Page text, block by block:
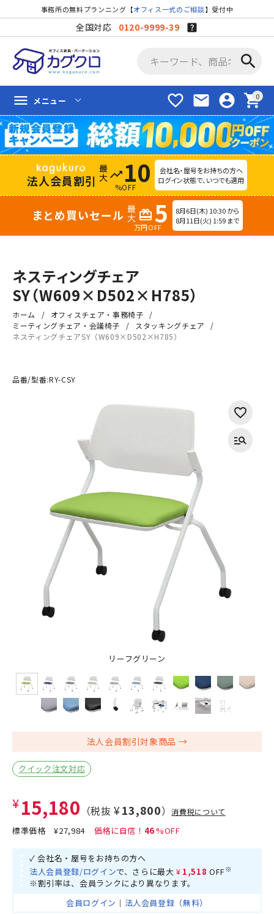
事務所の無料プランニング【オフィス一式のご相談】受付中
全国対応 0120-9999-39
search
favorite_border mail account_circle shopping_cart
menu メニュー
法人会員割引 trending_up 10
%OFF
会社名・屋号をお持ちの方へ
ログイン状態で、いつでも適用
まとめ買いセール redeem 5
万円OFF
8月6日(木) 10:30 から
8月11日(火) 1:59 まで
ネスティングチェア
SY（W609×D502×H785）
ホーム
オフィスチェア・事務椅子
ミーティングチェア・会議椅子
スタッキングチェア
ネスティングチェアSY（W609×D502×H785）
品番/型番:RY-CSY
リーフグリーン
法人会員割引対象商品
クイック注文対応
¥15,180 （税抜 ¥13,800）消費税について
標準価格¥27,984 46
✓ 会社名・屋号をお持ちの方へ
法人会員登録/ログインで、さらに最大 ¥1,518 OFF※
※割引率は、会員ランクにより異なります。
会員ログイン ｜ 法人会員登録（無料）